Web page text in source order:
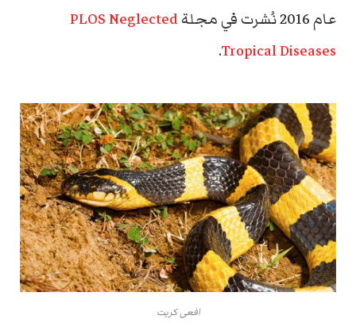
عام 2016 نُشرت في مجلة
PLOS Neglected
Tropical Diseases
.
افعى كريت